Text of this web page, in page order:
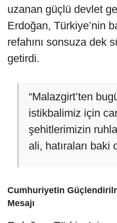
uzanan güçlü devlet
Erdoğan, Türkiye’nin
refahını sonsuza dek
getirdi.
“Malazgirt’ten
istikbalimiz için
şehitlerimizin
ali, hatıraları baki
Cumhuriyetin
Mesajı